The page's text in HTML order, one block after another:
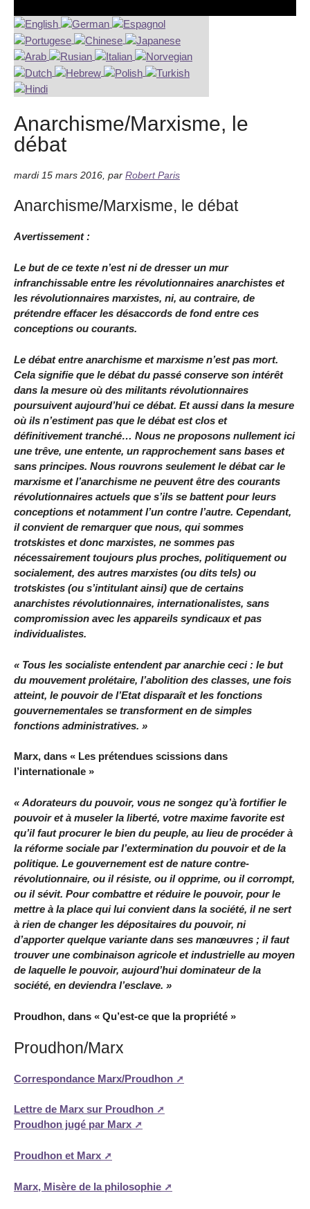
Anarchisme/Marxisme, le
débat
mardi 15 mars 2016 par Robert Paris
Anarchisme/Marxisme, le débat
Avertissement :
Le but de ce texte n’est ni de dresser un mur
infranchissable entre les révolutionnaires anarchistes et
les révolutionnaires marxistes, ni, au contraire, de
prétendre effacer les désaccords de fond entre ces
conceptions ou courants.
Le débat entre anarchisme et marxisme n’est pas mort.
Cela signifie que le débat du passé conserve son intérêt
dans la mesure où des militants révolutionnaires
poursuivent aujourd’hui ce débat. Et aussi dans la mesure
où ils n’estiment pas que le débat est clos et
définitivement tranché… Nous ne proposons nullement ici
une trêve, une entente, un rapprochement sans bases et
sans principes. Nous rouvrons seulement le débat car le
marxisme et l’anarchisme ne peuvent être des courants
révolutionnaires actuels que s’ils se battent pour leurs
conceptions et notamment l’un contre l’autre. Cependant,
il convient de remarquer que nous, qui sommes
trotskistes et donc marxistes, ne sommes pas
nécessairement toujours plus proches, politiquement ou
socialement, des autres marxistes (ou dits tels) ou
trotskistes (ou s’intitulant ainsi) que de certains
anarchistes révolutionnaires, internationalistes, sans
compromission avec les appareils syndicaux et pas
individualistes.
« Tous les socialiste entendent par anarchie ceci : le but
du mouvement prolétaire, l’abolition des classes, une fois
atteint, le pouvoir de l’Etat disparaît et les fonctions
gouvernementales se transforment en de simples
fonctions administratives. »
Marx, dans « Les prétendues scissions dans
l’internationale »
« Adorateurs du pouvoir, vous ne songez qu’à fortifier le
pouvoir et à museler la liberté, votre maxime favorite est
qu’il faut procurer le bien du peuple, au lieu de procéder à
la réforme sociale par l’extermination du pouvoir et de la
politique. Le gouvernement est de nature contre-
révolutionnaire, ou il résiste, ou il opprime, ou il corrompt,
ou il sévit. Pour combattre et réduire le pouvoir, pour le
mettre à la place qui lui convient dans la société, il ne sert
à rien de changer les dépositaires du pouvoir, ni
d’apporter quelque variante dans ses manœuvres ; il faut
trouver une combinaison agricole et industrielle au moyen
de laquelle le pouvoir, aujourd’hui dominateur de la
société, en deviendra l’esclave. »
Proudhon, dans « Qu’est-ce que la propriété »
Proudhon/Marx
Correspondance Marx/Proudhon
Lettre de Marx sur Proudhon
Proudhon jugé par Marx
Proudhon et Marx
Marx, Misère de la philosophie